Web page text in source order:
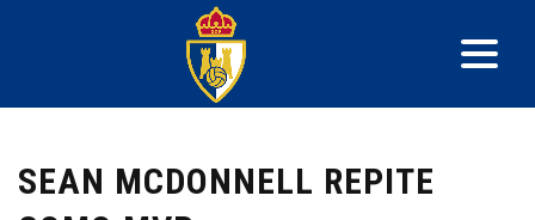
SEAN MCDONNELL REPITE